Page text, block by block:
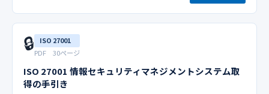
🔒 ISO 27001
PDF 30ページ
ISO 27001 情報セキュリティマネジメントシステム取
得の手引き